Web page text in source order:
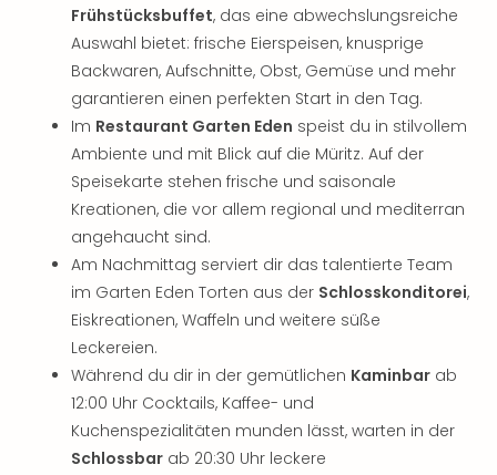
Frühstücksbuffet, das eine abwechslungsreiche
Auswahl bietet: frische Eierspeisen, knusprige
Backwaren, Aufschnitte, Obst, Gemüse und mehr
garantieren einen perfekten Start in den Tag.
Im Restaurant Garten Eden speist du in stilvollem
Ambiente und mit Blick auf die Müritz. Auf der
Speisekarte stehen frische und saisonale
Kreationen, die vor allem regional und mediterran
angehaucht sind.
Am Nachmittag serviert dir das talentierte Team
im Garten Eden Torten aus der Schlosskonditorei,
Eiskreationen, Waffeln und weitere süße
Leckereien.
Während du dir in der gemütlichen Kaminbar ab
12:00 Uhr Cocktails, Kaffee- und
Kuchenspezialitäten munden lässt, warten in der
Schlossbar ab 20:30 Uhr leckere